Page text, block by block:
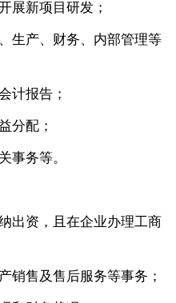
展新项目研发；
生产、财务、内部管理等
计报告；
分配；
事务等。
出资，且在企业办理工商
销售及售后服务等事务；